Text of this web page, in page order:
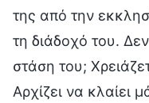
της από την
τη διάδοχό του. Δεν
στάση του;
Αρχίζει να κλαίει